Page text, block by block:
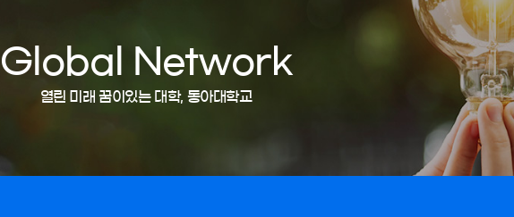
Global Network
열린 미래 꿈이있는 대학, 동아대학교